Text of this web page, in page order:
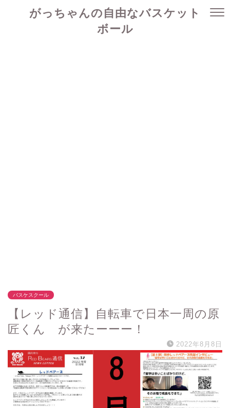
がっちゃんの自由なバスケット
ボール
バスケスクール
【レッド通信】自転車で日本一周の原
匠くん が来たーーー！
2022年8月8日